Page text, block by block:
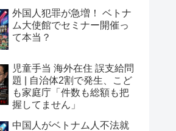
外国人犯罪が急増！ ベトナ
ム大使館でセミナー開催っ
て本当？
児童手当 海外在住 誤支給問
題 | 自治体2割で発生、こど
も家庭庁「件数も総額も把
握してません」
中国人がベトナム人不法就